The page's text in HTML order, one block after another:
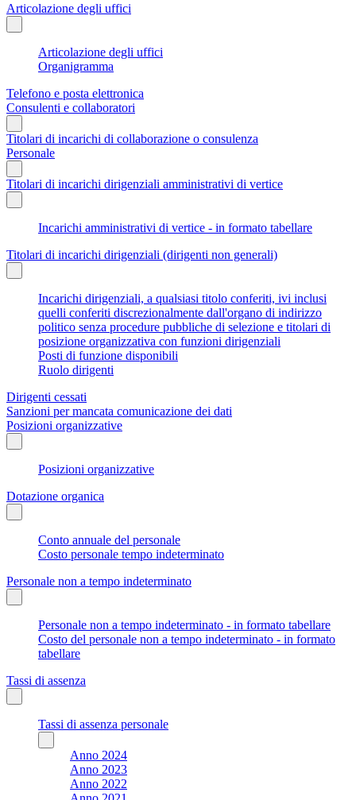
Articolazione degli uffici
Articolazione degli uffici
Organigramma
Telefono e posta elettronica
Consulenti e collaboratori
Titolari di incarichi di collaborazione o consulenza
Personale
Titolari di incarichi dirigenziali amministrativi di vertice
Incarichi amministrativi di vertice - in formato tabellare
Titolari di incarichi dirigenziali (dirigenti non generali)
Incarichi dirigenziali, a qualsiasi titolo conferiti, ivi inclusi
quelli conferiti discrezionalmente dall'organo di indirizzo
politico senza procedure pubbliche di selezione e titolari di
posizione organizzativa con funzioni dirigenziali
Posti di funzione disponibili
Ruolo dirigenti
Dirigenti cessati
Sanzioni per mancata comunicazione dei dati
Posizioni organizzative
Posizioni organizzative
Dotazione organica
Conto annuale del personale
Costo personale tempo indeterminato
Personale non a tempo indeterminato
Personale non a tempo indeterminato - in formato tabellare
Costo del personale non a tempo indeterminato - in formato
tabellare
Tassi di assenza
Tassi di assenza personale
Anno 2024
Anno 2023
Anno 2022